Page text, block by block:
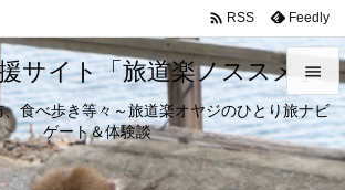
サイト「旅道楽ノススメ」
食べ歩き等々～旅道楽オヤジのひとり旅ナビ
ゲート＆体験談


メニュ

 RSS Feedly